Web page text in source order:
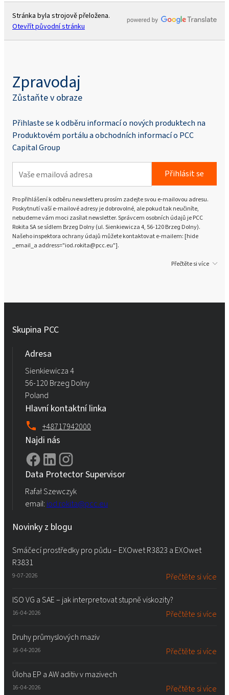
Stránka byla strojově přeložena.
Otevřít původní stránku
Zpravodaj
Zůstaňte v obraze
Přihlaste se k odběru informací o nových produktech na
Produktovém portálu a obchodních informací o PCC
Capital Group
Přihlásit se
Pro přihlášení k odběru newsletteru prosím zadejte svou e-mailovou adresu.
Poskytnutí vaší e-mailové adresy je dobrovolné, ale pokud tak neučiníte,
nebudeme vám moci zasílat newsletter. Správcem osobních údajů je PCC
Rokita SA se sídlem Brzeg Dolny (ul. Sienkiewicza 4, 56-120 Brzeg Dolny).
Našeho inspektora ochrany údajů můžete kontaktovat e-mailem: [hide
_email_a address="iod.rokita@pcc.eu"].
Přečtěte si více
Skupina PCC
Adresa
Sienkiewicza 4
56-120 Brzeg Dolny
Poland
Hlavní kontaktní linka
+48717942000
Najdi nás
Data Protector Supervisor
Rafał Szewczyk
email: iod.rokita@pcc.eu
Novinky z blogu
Smáčecí prostředky pro půdu – EXOwet R3823 a EXOwet
R3831
9-07-2026 Přečtěte si více
ISO VG a SAE – jak interpretovat stupně viskozity?
16-04-2026 Přečtěte si více
Druhy průmyslových maziv
16-04-2026 Přečtěte si více
Úloha EP a AW aditiv v mazivech
16-04-2026 Přečtěte si více